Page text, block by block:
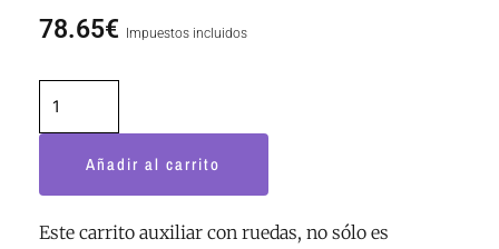
78.65€ Impuestos incluidos
auxiliar
Blanco
cantidad
Añadir al carrito
Este carrito auxiliar con ruedas, no sólo es